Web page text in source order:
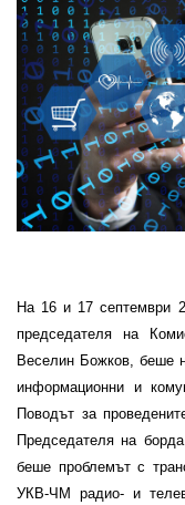
На 16 и 17 септември
председателя на
Веселин Божков, беше
информационни и
Поводът за
Председателя на
беше проблемът с
УКВ-ЧМ радио- и